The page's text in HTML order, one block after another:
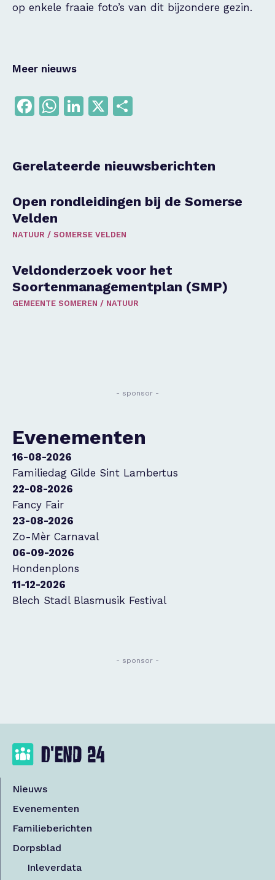
op enkele fraaie foto’s van dit bijzondere gezin.
Meer nieuws
Facebook
WhatsApp
LinkedIn
X
Gerelateerde nieuwsberichten
Open rondleidingen bij de Somerse
Velden
NATUUR / SOMERSE VELDEN
Veldonderzoek voor het
Soortenmanagementplan (SMP)
GEMEENTE SOMEREN / NATUUR
- sponsor -
Evenementen
16-08-2026
Familiedag Gilde Sint Lambertus
22-08-2026
Fancy Fair
23-08-2026
Zo-Mèr Carnaval
06-09-2026
Hondenplons
11-12-2026
Blech Stadl Blasmusik Festival
- sponsor -
Nieuws
Evenementen
Familieberichten
Dorpsblad
Inleverdata